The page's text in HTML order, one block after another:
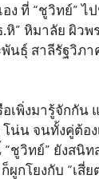
ที่ “ชูวิทย์”
” หิมาลัย ผิว
นธุ์ สาลีรัฐวิภ
เพิ่งมารู้จักกัน
โน่น จนทั้งคู่ต้
ชูวิทย์” ยังสนิ
ผูกโยงกับ “เสี่